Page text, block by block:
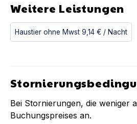
Weitere Leistungen
Haustier ohne Mwst 9,14 € / Nacht
Bei Stornierungen, die weniger
Buchungspreises an.